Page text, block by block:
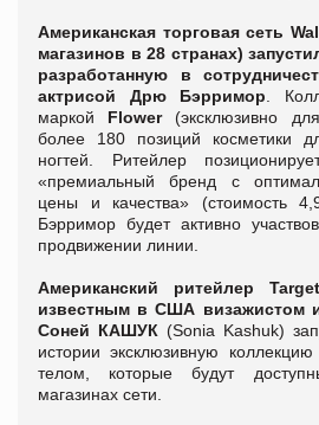
Американская торговая сеть
магазинов в 28 странах)
разработанную в
актрисой Дрю Бэрримор .
маркой Flower(эксклюзивно
более 180 позиций косметики
ногтей. Ритейлер
«премиальный бренд с
цены и качества» (стоимость
Бэрримор будет активно
продвижении линии.
Американский ритейлер
известным в США визажистом
Соней КАШУК (Sonia Kashuk)
истории эксклюзивную
телом, которые будут
магазинах сети.